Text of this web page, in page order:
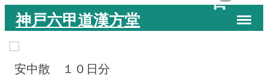
神戸六甲道漢方堂 Menu
安中散 １０日分